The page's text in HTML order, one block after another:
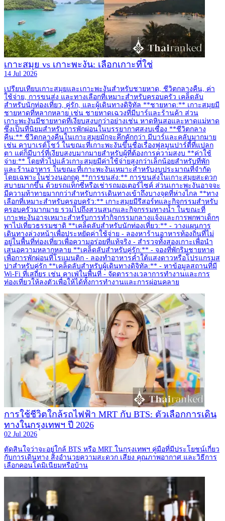
เกาะสมุย vs เกาะพะงัน: เลือกเกาะที่ใช่
14 Jul 2026
เปรียบเทียบเกาะสมุยและเกาะพะงันสำหรับชายหาด, ชีวิตกลางคืน, ค่า
ใช้จ่าย, การขนส่ง และทางเลือกที่เหมาะสำหรับครอบครัว เคล็ดลับ
สำหรับนักท่องเที่ยว, คู่รัก, และผู้เดินทางดิจิทัล **ชายหาด:** เกาะสมุยมี
ชายหาดที่หลากหลาย เช่น ชายหาดเฉวงที่มีบาร์และร้านค้า ส่วน
เกาะพะงันมีชายหาดที่เงียบสงบกว่าอย่างเช่น หาดหินสอและหาดแม่หาด
ซึ่งเป็นที่นิยมสำหรับการพักผ่อนในบรรยากาศสงบเซื่อง **ชีวิตกลาง
คืน:** ชีวิตกลางคืนในเกาะสมุยมักจะคึกคักกว่า มีบาร์และคลับมากมาย
เช่น คาบาเรต์โชว์ ในขณะที่เกาะพะงันขึ้นชื่อเรื่องฟูลมูนปาร์ตี้ที่แปลก
ตา แต่ก็มีบาร์ที่เงียบสงบมากมายสำหรับผู้ที่ต้องการความสงบ **ค่าใช้
จ่าย:** โดยทั่วไปแล้วเกาะสมุยมีค่าใช้จ่ายสูงกว่าเล็กน้อยสำหรับที่พัก
และร้านอาหาร ในขณะที่เกาะพะงันเหมาะสำหรับงบประมาณที่จำกัด
โดยเฉพาะในช่วงนอกฤดู **การขนส่ง:** การขนส่งในเกาะสมุยสะดวก
สบายมากขึ้น ด้วยรถแท็กซี่หรือเช่ารถมอเตอร์ไซค์ ส่วนเกาะพะงันอาจจะ
มีความท้าทายมากกว่าสำหรับการเดินทางเข้าถึงบางจุดที่ห่างไกล **ทาง
เลือกที่เหมาะสำหรับครอบครัว:** เกาะสมุยมีรีสอร์ทและกิจกรรมสำหรับ
ครอบครัวมากมาย รวมไปถึงสวนสนุกและกิจกรรมทางน้ำ ในขณะที่
เกาะพะงันอาจเหมาะสำหรับการทำกิจกรรมกลางแจ้งและการพกพาเด็กๆ
พาไปเที่ยวธรรมชาติ **เคล็ดลับสำหรับนักท่องเที่ยว:** - วางแผนการ
เดินทางล่วงหน้าเพื่อประหยัดค่าใช้จ่าย - ลองหาร้านอาหารท้องถิ่นที่ไม่
อยู่ในพื้นที่ท่องเที่ยวเพื่อความอร่อยที่แท้จริง - สำรวจทั้งสองเกาะเพื่อนำ
เสนอความหลากหลาย **เคล็ดลับสำหรับคู่รัก:** - จองที่พักริมชายหาด
เพื่อการพักผ่อนที่โรแมนติก - ลองทำอาหารค่ำใต้แสงดาวหรือโปรแกรมส
ปาสำหรับคู่รัก **เคล็ดลับสำหรับผู้เดินทางดิจิทัล:** - หาข้อมูลสถานที่มี
Wi-Fi ที่เสถียร เช่น คาเฟ่ในพื้นที่ - จัดตารางเวลาการทำงานและการ
ท่องเที่ยวให้ลงตัวเพื่อให้ได้ทั้งการทำงานและการผ่อนคลาย
การใช้ชีวิตใกล้รถไฟฟ้า MRT กับ BTS: ตัวเลือกการเดิน
ทางในกรุงเทพฯ ปี 2026
02 Jul 2026
ตัดสินใจว่าจะอยู่ใกล้ BTS หรือ MRT ในกรุงเทพฯ คู่มือที่มีประโยชน์เกี่ยว
กับการเดินทาง สิ่งอำนวยความสะดวก เสียง คุณภาพอากาศ และวิธีการ
เลือกคอนโดมิเนียมหรือบ้าน